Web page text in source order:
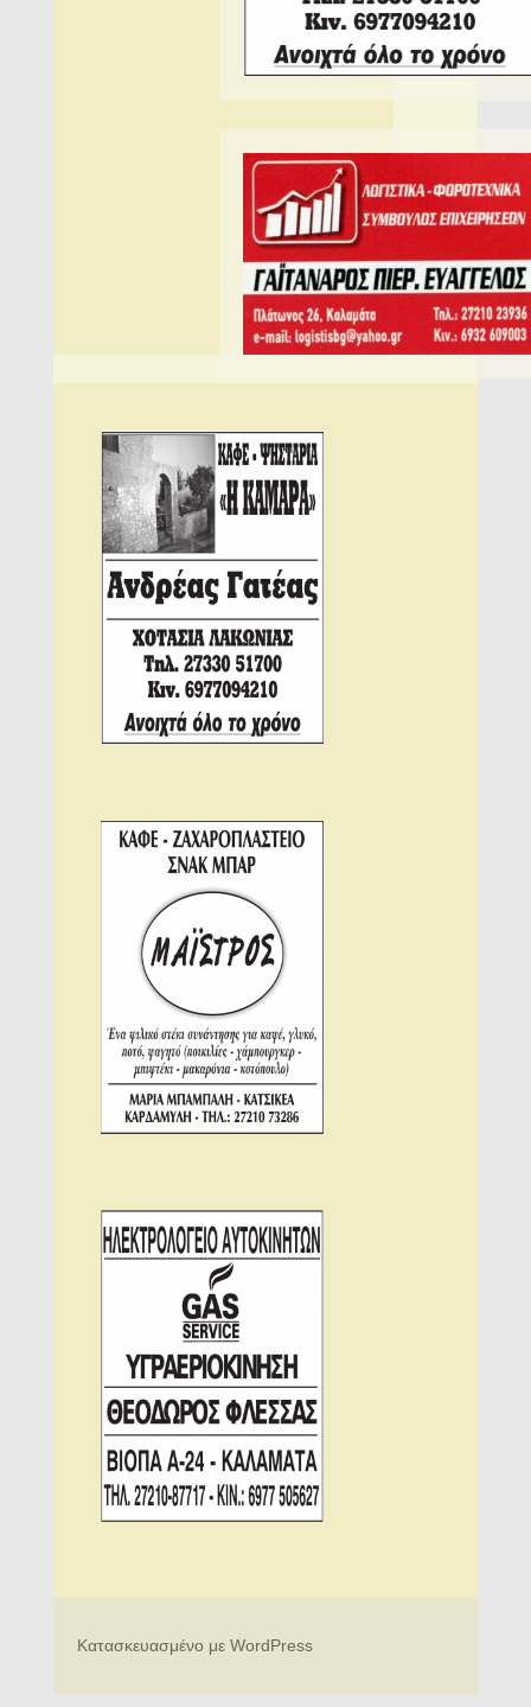
Κατασκευασμένο με WordPress